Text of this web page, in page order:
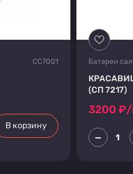
СС7001
В корзину
Батареи
(СП 7217)
3200 ₽/